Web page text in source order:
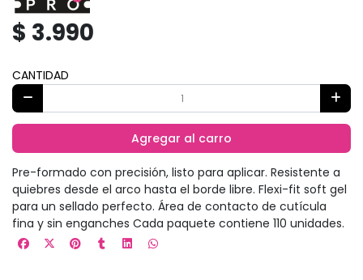
$ 3.990
CANTIDAD
Agregar al carro
Pre-formado con precisión, listo para aplicar. Resistente a
quiebres desde el arco hasta el borde libre. Flexi-fit soft gel
para un sellado perfecto. Área de contacto de cutícula
fina y sin enganches Cada paquete contiene 110 unidades.